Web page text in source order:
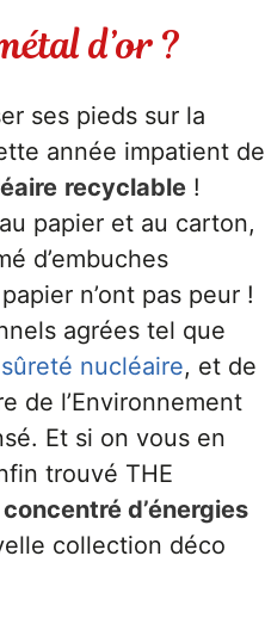
d’or ?
ses pieds sur la
année impatient de
recyclable !
papier et au carton,
d’embuches
n’ont pas peur !
agrées tel que
nucléaire, et de
de l’Environnement
Et si on vous en
trouvé THE
concentré d’énergies
collection déco